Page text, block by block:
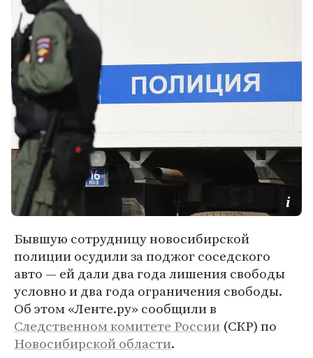
Бывшую сотрудницу новосибирской
полиции осудили за поджог соседского
авто — ей дали два года лишения свободы
условно и два года ограничения свободы.
Об этом «Ленте.ру» сообщили в
Следственном комитете России (СКР) по
Новосибирской области.